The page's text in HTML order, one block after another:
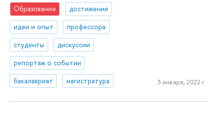
Образование
достижения
идеи и опыт
профессора
студенты
дискуссии
репортаж о событии
бакалавриат
магистратура 3 января, 2022 г.